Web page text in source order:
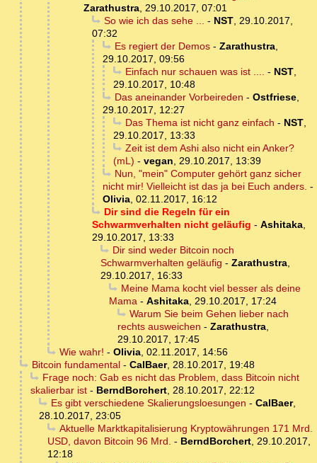
Zarathustra, 29.10.2017, 07:01
So wie ich das sehe ... - NST, 29.10.2017,
07:32
Es regiert der Demos- Zarathustra,
29.10.2017, 09:56
Einfach nur schauen was ist .... - NST,
29.10.2017, 10:48
Das aneinander Vorbeireden - Ostfriese,
29.10.2017, 12:27
Das Thema ist nicht ganz einfach - NST,
29.10.2017, 13:33
Zeit ist dem Ashi also nicht ein Anker?
(mL) - vegan, 29.10.2017, 13:39
Nun, "mein" Computer gehört ganz sicher
nicht mir! Vielleicht ist das ja bei Euch anders. -
Olivia, 02.11.2017, 16:12
Dir sind die Regeln für ein
Schwarmverhalten nicht geläufig - Ashitaka,
29.10.2017, 13:33
Dir sind weder Bitcoin noch
Schwarmverhalten geläufig - Zarathustra,
29.10.2017, 16:33
Meine Mama kocht viel besser als deine
Mama - Ashitaka, 29.10.2017, 17:24
Warum Sie beim Gehen lieber nach
rechts ausweichen - Zarathustra,
29.10.2017, 17:45
Wie wahr! - Olivia, 02.11.2017, 14:56
Bitcoin fundamental- CalBaer, 28.10.2017, 19:48
Frage noch: Gab es nicht das Problem, dass Bitcoin nicht
skalierbar ist - BerndBorchert, 28.10.2017, 22:12
Es gibt verschiedene Skalierungsloesungen - CalBaer,
28.10.2017, 23:05
Aktuelle Marktkapitalisierung Kryptowährungen 171 Mrd.
USD, davon Bitcoin 96 Mrd. - BerndBorchert, 29.10.2017,
12:18